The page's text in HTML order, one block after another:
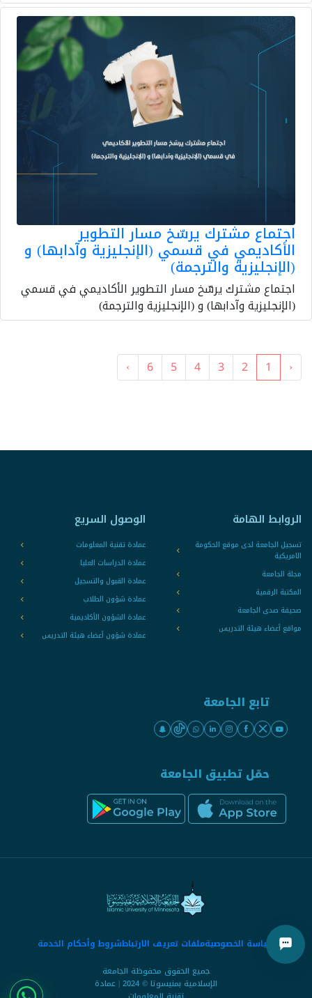
اجتماع مشترك يرسّخ مسار التطوير
الأكاديمي في قسمي (الإنجليزية وآدابها) و
(الإنجليزية والترجمة)
اجتماع مشترك يرسّخ مسار التطوير الأكاديمي في قسمي
(الإنجليزية وآدابها) و (الإنجليزية والترجمة)
‹
1
2
3
4
5
6
›
الروابط الهامة
تسجيل الجامعة لدى موقع الحكومة
الامريكية
مجلة الجامعة
المكتبة الرقمية
صحيفة صدى الجامعة
مواقع أعضاء هيئة التدريس
الوصول السريع
عمادة تقنية المعلومات
عمادة الدراسات العليا
عمادة القبول والتسجيل
عمادة شؤون الطلاب
عمادة الشؤون الأكاديمية
عمادة شؤون أعضاء هيئة التدريس
تابع الجامعة
حمّل تطبيق الجامعة
سياسة الخصوصيةملفات تعريف الارتباطشروط وأحكام الخدمة
جميع الحقوق محفوظة الجامعة
الإسلامية بمنيسوتا © 2024 | عمادة